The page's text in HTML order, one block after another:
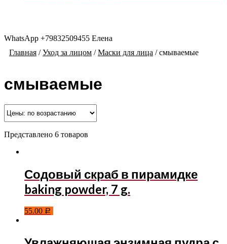
WhatsApp +79832509455 Елена
Главная /Уход за лицом /Маски для лица /смываемые
смываемые
Представлено 6 товаров
Содовый скраб в пирамидке
baking powder, 7 g.
55.00 Р